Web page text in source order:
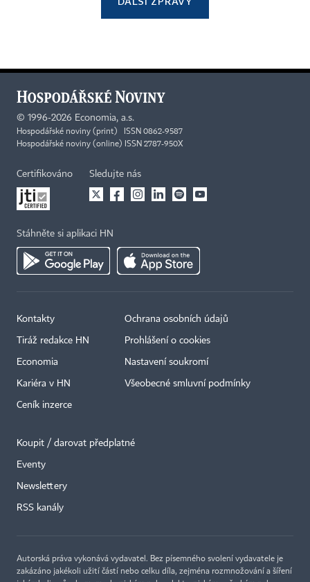
© 1996-2026 Economia, a.s.
Hospodářské noviny (print) ISSN 0862-9587
Hospodářské noviny (online) ISSN 2787-950X
Certifikováno Sledujte nás
Stáhněte si aplikaci HN
Kontakty
Tiráž redakce HN
Economia
Kariéra v HN
Ceník inzerce
Ochrana osobních údajů
Prohlášení o cookies
Nastavení soukromí
Všeobecné smluvní podmínky
Koupit / darovat předplatné
Eventy
Newslettery
RSS kanály
Autorská práva vykonává vydavatel. Bez písemného svolení vydavatele je
zakázáno jakékoli užití částí nebo celku díla, zejména rozmnožování a šíření